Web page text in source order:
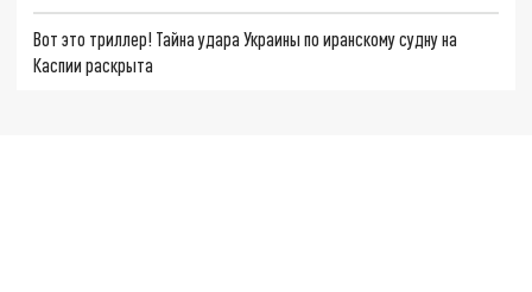
Вот это триллер! Тайна удара Украины по иранскому судну на
Каспии раскрыта